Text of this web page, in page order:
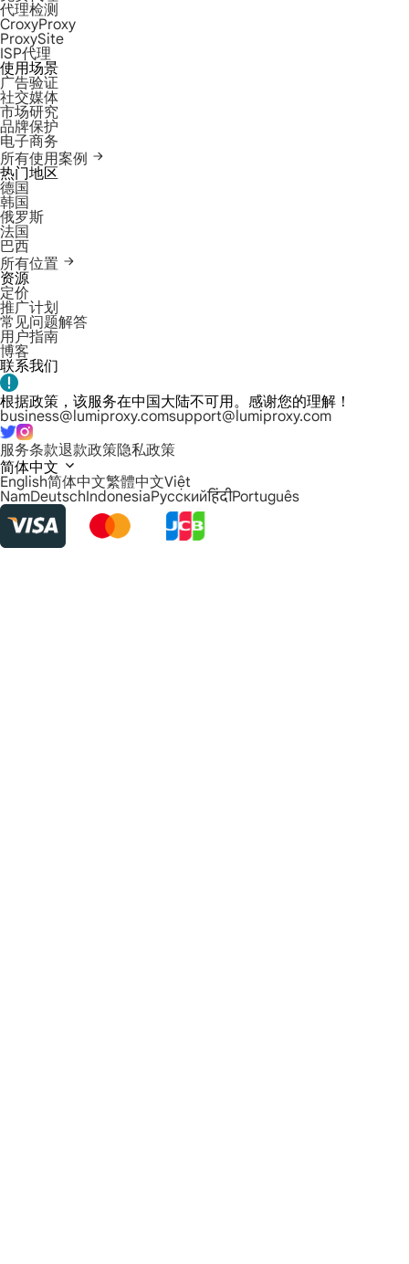
代理检测
CroxyProxy
ProxySite
ISP代理
使用场景
广告验证
社交媒体
市场研究
品牌保护
电子商务
所有使用案例
热门地区
德国
韩国
俄罗斯
法国
巴西
所有位置
资源
定价
推广计划
常见问题解答
用户指南
博客
联系我们
根据政策，该服务在中国大陆不可用。感谢您的理解！
business@lumiproxy.comsupport@lumiproxy.com
服务条款退款政策隐私政策
简体中文
English简体中文繁體中文Việt
NamDeutschIndonesiaРусскийहिंदीPortuguês